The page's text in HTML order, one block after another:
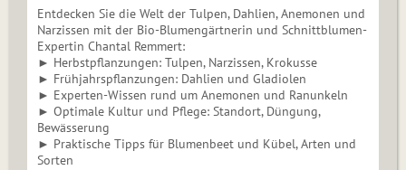
Entdecken Sie die Welt der Tulpen, Dahlien, Anemonen und
Narzissen mit der Bio-Blumengärtnerin und Schnittblumen-
Expertin Chantal Remmert:
► Herbstpflanzungen: Tulpen, Narzissen, Krokusse
► Frühjahrspflanzungen: Dahlien und Gladiolen
► Experten-Wissen rund um Anemonen und Ranunkeln
► Optimale Kultur und Pflege: Standort, Düngung,
Bewässerung
► Praktische Tipps für Blumenbeet und Kübel, Arten und
Sorten